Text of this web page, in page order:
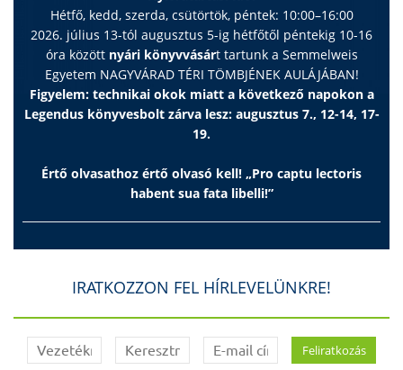
Hétfő, kedd, szerda, csütörtök, péntek: 10:00–16:00
2026. július 13-tól augusztus 5-ig hétfőtől péntekig 10-16
óra között nyári könyvvásárt tartunk a Semmelweis
Egyetem NAGYVÁRAD TÉRI TÖMBJÉNEK AULÁJÁBAN!
Figyelem: technikai okok miatt a következő napokon a
Legendus könyvesbolt zárva lesz: augusztus 7., 12-14, 17-
19.
Értő olvasathoz értő olvasó kell! „Pro captu lectoris
habent sua fata libelli!”
IRATKOZZON FEL HÍRLEVELÜNKRE!